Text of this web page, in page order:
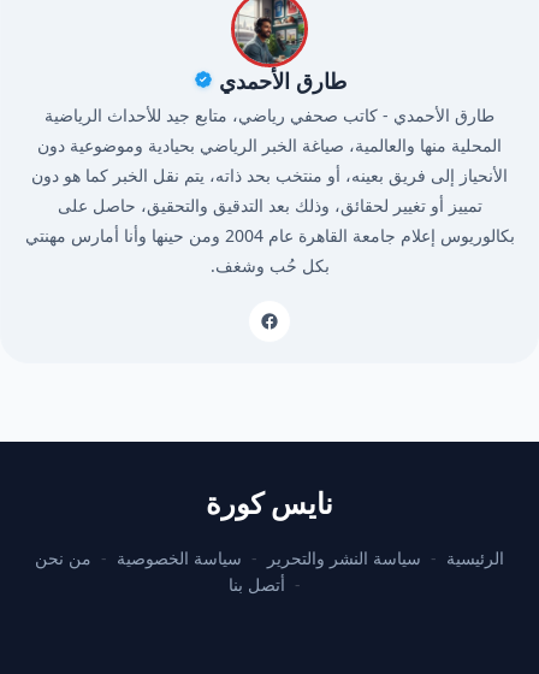
طارق الأحمدي
طارق الأحمدي - كاتب صحفي رياضي، متابع جيد للأحداث الرياضية
المحلية منها والعالمية، صياغة الخبر الرياضي بحيادية وموضوعية دون
الأنحياز إلى فريق بعينه، أو منتخب بحد ذاته، يتم نقل الخبر كما هو دون
تمييز أو تغيير لحقائق، وذلك بعد التدقيق والتحقيق، حاصل على
بكالوريوس إعلام جامعة القاهرة عام 2004 ومن حينها وأنا أمارس مهنتي
بكل حُب وشغف.
نايس كورة
الرئيسية سياسة النشر والتحرير سياسة الخصوصية
من نحن
أتصل بنا